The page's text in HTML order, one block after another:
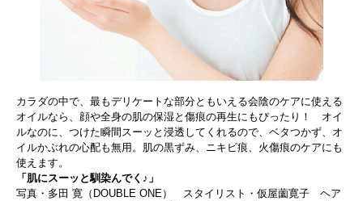
カラダの中で、最もデリケートな部分ともいえる会陰のケアに使える
オイルなら、顔や全身の肌の保湿と傷痕の再生にもぴったり！ オイ
ルなのに、つけた瞬間スーッと浸透してくれるので、ベタつかず、オ
イルかぶれの心配も無用。肌の黒ずみ、ニキビ痕、火傷痕のケアにも
使えます。
「肌にスーッと馴染んでく♪」
写真・多田 寛（DOUBLE ONE） スタイリスト・仮屋薗寛子 ヘア